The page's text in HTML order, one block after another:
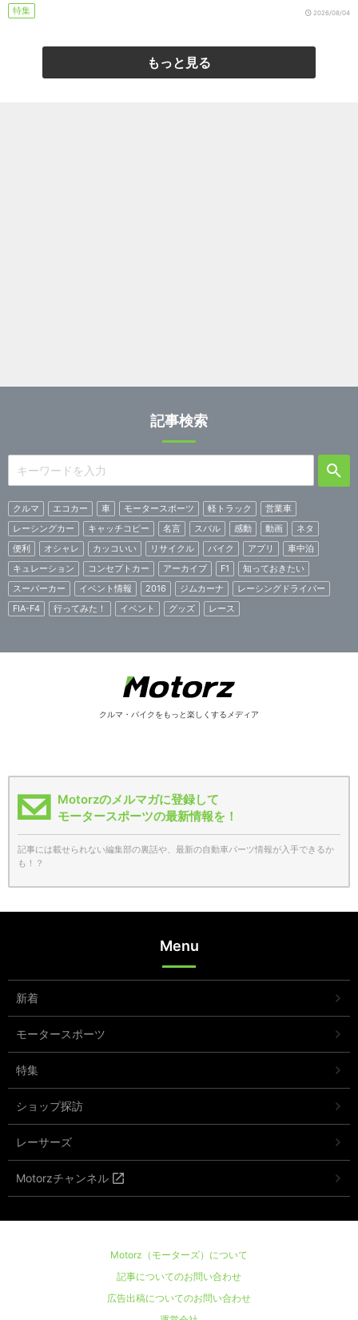
特集 2026/08/04
もっと見る
記事検索
クルマ エコカー 車 モータースポーツ 軽トラック
営業車
レーシングカー
キャッチコピー 名言 スバル 感動 動画
ネタ
便利
オシャレ カッコいい リサイクル バイク アプリ
車中泊
キュレーション
コンセプトカー アーカイブ F1
知っておきたい
スーパーカー
イベント情報 2016 ジムカーナ
レーシングドライバー
FIA-F4
行ってみた！ イベント グッズ レース
クルマ・バイクをもっと楽しくするメディア
Motorzのメルマガに登録して
モータースポーツの最新情報を！
記事には載せられない編集部の裏話や、最新の自動車パーツ情報が入手できるか
も！？
Menu
新着
モータースポーツ
特集
ショップ探訪
レーサーズ
Motorzチャンネル
Motorz（モーターズ）について
記事についてのお問い合わせ
広告出稿についてのお問い合わせ